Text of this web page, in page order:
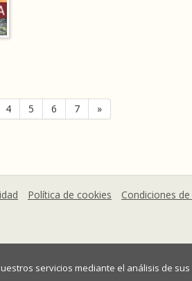
4 5 6 7 »
Política de cookies Condiciones
servicios mediante el análisis de